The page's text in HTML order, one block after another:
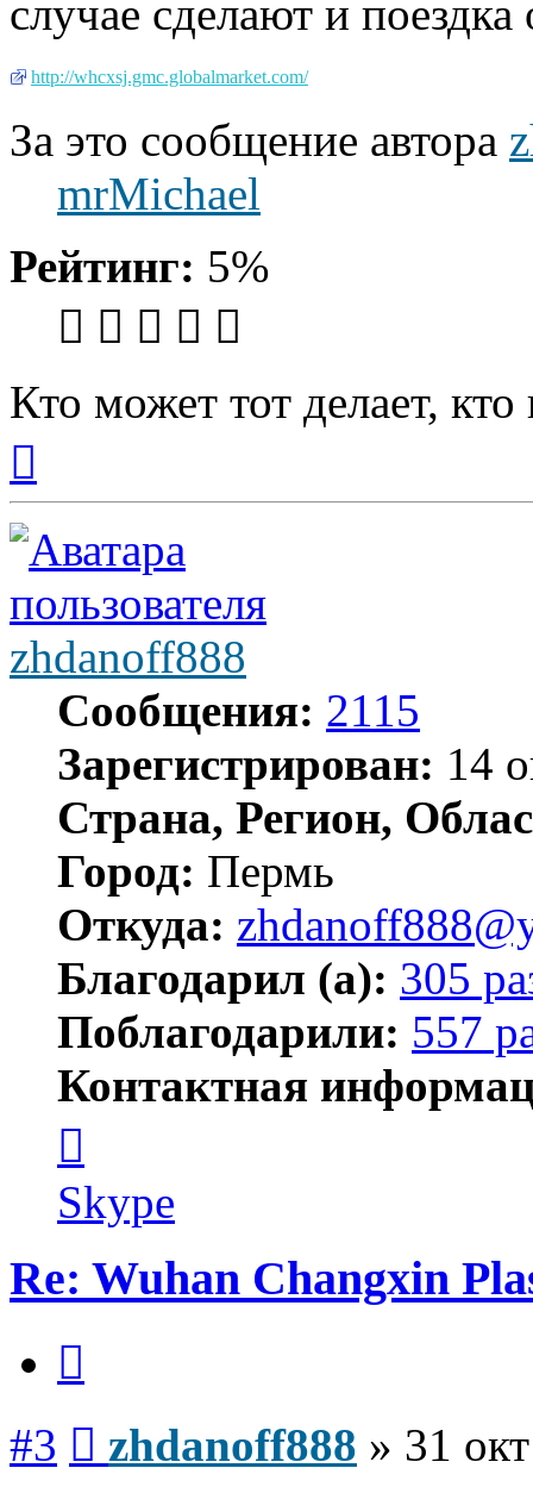
случае сделают и поездка
http://whcxsj.gmc.globalmarket.com/
За это сообщение автора
mrMichael
Рейтинг: 5%
Кто может тот делает,
началу
zhdanoff888
Сообщения: 2115
Зарегистрирован: 14
Страна, Регион,
Город: Пермь
Откуда:
Благодарил (а): 305
Поблагодарили: 557
Контактная
пользователя
zhdanoff888
Skype
Re: Wuhan Changxin
#3 zhdanoff888 » 31